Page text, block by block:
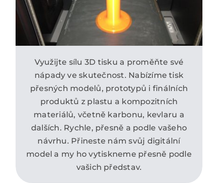
Využijte sílu 3D tisku a proměňte své
nápady ve skutečnost. Nabízíme tisk
přesných modelů, prototypů i finálních
produktů z plastu a kompozitních
materiálů, včetně karbonu, kevlaru a
dalších. Rychle, přesně a podle vašeho
návrhu. Přineste nám svůj digitální
model a my ho vytiskneme přesně podle
vašich představ.